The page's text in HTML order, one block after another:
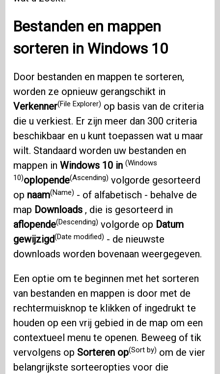
Bestanden en mappen
sorteren inWindows 10
Door bestanden en mappen te sorteren,
worden ze opnieuw gerangschikt in
Verkenner(File Explorer) op basis van de criteria
die u verkiest. Er zijn meer dan 300 criteria
beschikbaar en u kunt toepassen wat u maar
wilt. Standaard worden uw bestanden en
mappen inWindows 10 in(Windows
10)oplopende(Ascending) volgorde gesorteerd
op naam(Name) - of alfabetisch - behalve de
map Downloads , die is gesorteerd in
aflopende(Descending) volgorde op Datum
gewijzigd(Date modified) - de nieuwste
downloads worden bovenaan weergegeven.
Een optie om te beginnen met het sorteren
van bestanden en mappen is door met de
rechtermuisknop te klikken of ingedrukt te
houden op een vrij gebied in de map om een ​​
contextueel menu te openen. Beweeg of tik
vervolgens op Sorteren op(Sort by) om de vier
belangrijkste sorteeropties voor die